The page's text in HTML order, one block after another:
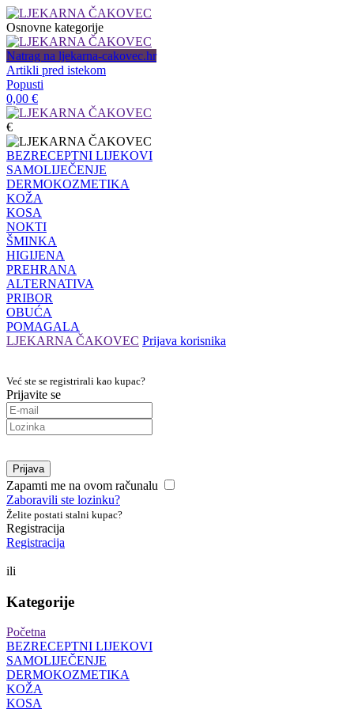
Osnovne kategorije
Natrag na ljekarna-cakovec.hr
Artikli pred istekom
Popusti
0,00 €
€
BEZRECEPTNI LIJEKOVI
SAMOLIJEČENJE
DERMOKOZMETIKA
KOŽA
KOSA
NOKTI
ŠMINKA
HIGIJENA
PREHRANA
ALTERNATIVA
PRIBOR
OBUĆA
POMAGALA
LJEKARNA ČAKOVEC Prijava korisnika
Već ste se registrirali kao kupac?
Prijavite se
Prijava
Zapamti me na ovom računalu
Zaboravili ste lozinku?
Želite postati stalni kupac?
Registracija
Registracija
ili
Kategorije
Početna
BEZRECEPTNI LIJEKOVI
SAMOLIJEČENJE
DERMOKOZMETIKA
KOŽA
KOSA